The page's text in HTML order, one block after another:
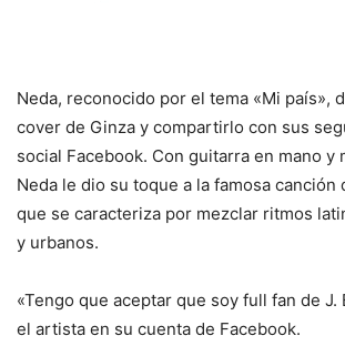
Neda, reconocido por el tema «Mi país»,
cover de Ginza y compartirlo con sus
social Facebook. Con guitarra en mano y
Neda le dio su toque a la famosa canción
que se caracteriza por mezclar ritmos
y urbanos.
«Tengo que aceptar que soy full fan de J.
el artista en su cuenta de Facebook.